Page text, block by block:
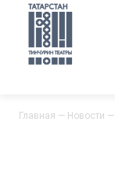
Главная — Новости —